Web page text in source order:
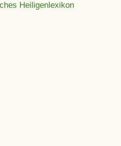
Heiligenlexikon